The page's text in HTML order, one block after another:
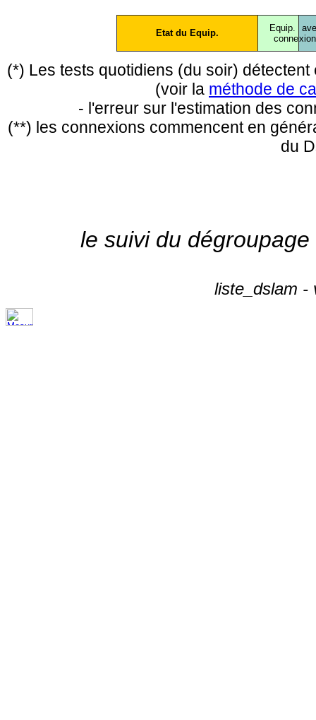
Etat du Equip.
Equip.
conne
(*) Les tests quotidiens (du soir)
(voir la méthode de
- l'erreur sur l'estimation des
(**) les connexions commencent en
du
le suivi du
liste_dslam -